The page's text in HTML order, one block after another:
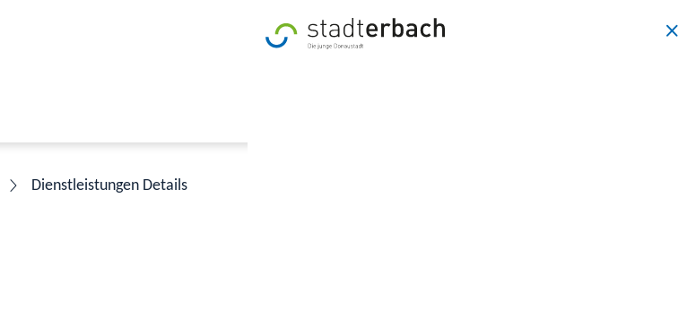
Dienstleistungen Details